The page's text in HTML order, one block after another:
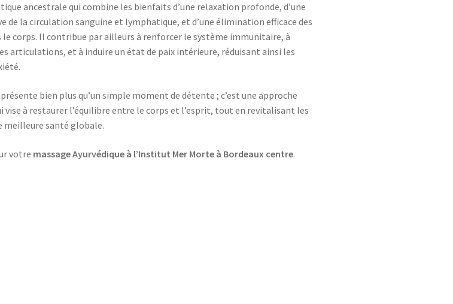
ancestrale qui combine les bienfaits d’une relaxation profonde, d’une
la circulation sanguine et lymphatique, et d’une élimination efficace des
le corps. Il contribue par ailleurs à renforcer le système immunitaire, à
articulations, et à induire un état de paix intérieure, réduisant ainsi les
bien plus qu’un simple moment de détente ; c’est une approche
vise à restaurer l’équilibre entre le corps et l’esprit, tout en revitalisant les
meilleure santé globale.
votre massage Ayurvédique à l’Institut Mer Morte à Bordeaux centre.